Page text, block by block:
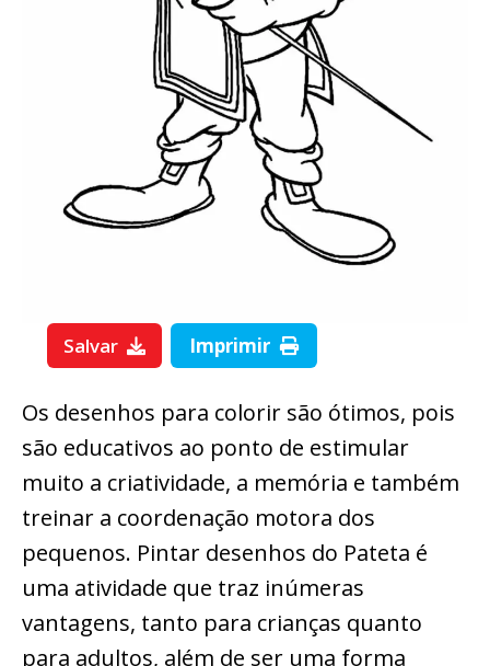
Salvar Imprimir
Os desenhos para colorir são ótimos, pois
são educativos ao ponto de estimular
muito a criatividade, a memória e também
treinar a coordenação motora dos
pequenos. Pintar desenhos do Pateta é
uma atividade que traz inúmeras
vantagens, tanto para crianças quanto
para adultos, além de ser uma forma